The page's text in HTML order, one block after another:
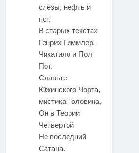
слёзы, нефть и
пот.
В старых текстах
Генрих Гиммлер,
Чикатило и Пол
Пот.
Славьте
Южинского Чорта,
мистика Головина,
Он в Теории
Четвертой
Не последний
Сатана.